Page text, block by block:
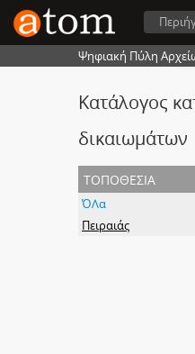
Ψηφιακή Πύλη
Κατάλογος
δικαιωμάτων
τοποθεσία
ΌΛα
Πειραιάς